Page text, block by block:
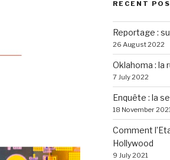
RECENT
Reportage :
26 August 2022
Oklahoma : la
7 July 2022
Enquête : la
18 November
Comment
Hollywood
9 July 2021